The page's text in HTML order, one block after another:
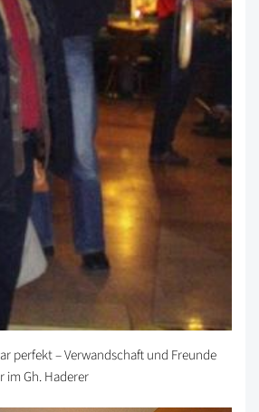
perfekt – Verwandschaft und Freunde
Gh. Haderer